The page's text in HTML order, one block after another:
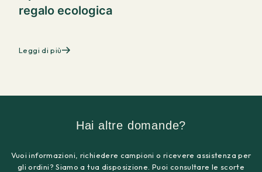
regalo ecologica
Leggi di più
Hai altre domande?
Vuoi informazioni, richiedere campioni o ricevere assistenza per
gli ordini? Siamo a tua disposizione. Puoi consultare le scorte